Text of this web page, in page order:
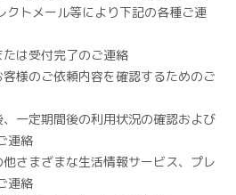
クトメール等により下記の各種ご連
たは受付完了のご連絡
客様のご依頼内容を確認するためのご
、一定期間後の利用状況の確認および
連絡
他さまざまな生活情報サービス、プレ
連絡